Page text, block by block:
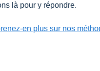
là pour y répondre.
en plus sur nos